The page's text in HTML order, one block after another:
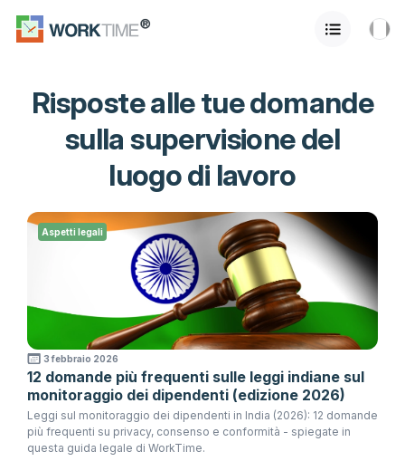
Risposte alle tue domande
sulla supervisione del
luogo di lavoro
3 febbraio 2026
12 domande più frequenti sulle leggi indiane sul
monitoraggio dei dipendenti (edizione 2026)
Leggi sul monitoraggio dei dipendenti in India (2026): 12 domande
più frequenti su privacy, consenso e conformità - spiegate in
questa guida legale di WorkTime.
Aspetti legali